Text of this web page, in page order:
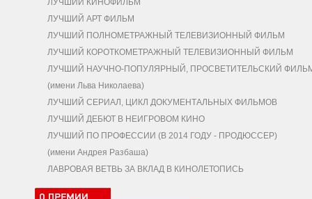
ЛУЧШИЙ КИНОФИЛЬМ
ЛУЧШИЙ АРТ ФИЛЬМ
ЛУЧШИЙ ПОЛНОМЕТРАЖНЫЙ ТЕЛЕВИЗИОННЫЙ ФИЛЬМ
ЛУЧШИЙ КОРОТКОМЕТРАЖНЫЙ ТЕЛЕВИЗИОННЫЙ ФИЛЬМ
ЛУЧШИЙ НАУЧНО-ПОПУЛЯРНЫЙ, ПРОСВЕТИТЕЛЬСКИЙ
(имени Льва Николаева)
ЛУЧШИЙ СЕРИАЛ, ЦИКЛ ДОКУМЕНТАЛЬНЫХ ФИЛЬМОВ
ЛУЧШИЙ ДЕБЮТ В НЕИГРОВОМ КИНО
ЛУЧШИЙ ПО ПРОФЕССИИ (В 2014 ГОДУ - ПРОДЮССЕР)
(имени Андрея Разбаша)
ЛАВРОВАЯ ВЕТВЬ ЗА ВКЛАД В КИНОЛЕТОПИСЬ